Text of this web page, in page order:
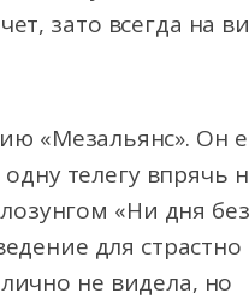
зато всегда на
«Мезальянс». Он
телегу впрячь
«Ни дня без
для страстно
не видела, но